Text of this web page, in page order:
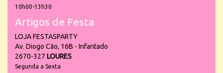
10h00-13h30
Artigos de Festa
LOJA FESTASPARTY
Av. Diogo Cão, 16B - Infantado
2670-327 LOURES
Segunda a Sexta